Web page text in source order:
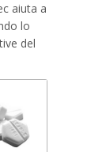
aiuta a
lo
del